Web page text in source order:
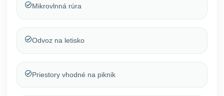
Mikrovlnná rúra
Odvoz na letisko
Priestory vhodné na piknik